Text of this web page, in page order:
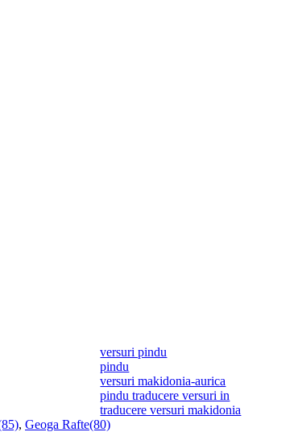
versuri pindu
pindu
versuri makidonia-aurica
pindu traducere versuri in
traducere versuri makidonia
, Geoga Rafte(80)